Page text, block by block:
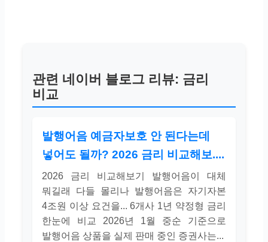
관련 네이버 블로그 리뷰: 금리
비교
발행어음 예금자보호 안 된다는데
넣어도 될까? 2026 금리 비교해보....
2026 금리 비교해보기 발행어음이 대체
뭐길래 다들 몰리나 발행어음은 자기자본
4조원 이상 요건을... 6개사 1년 약정형 금리
한눈에 비교 2026년 1월 중순 기준으로
발행어음 상품을 실제 판매 중인 증권사는...